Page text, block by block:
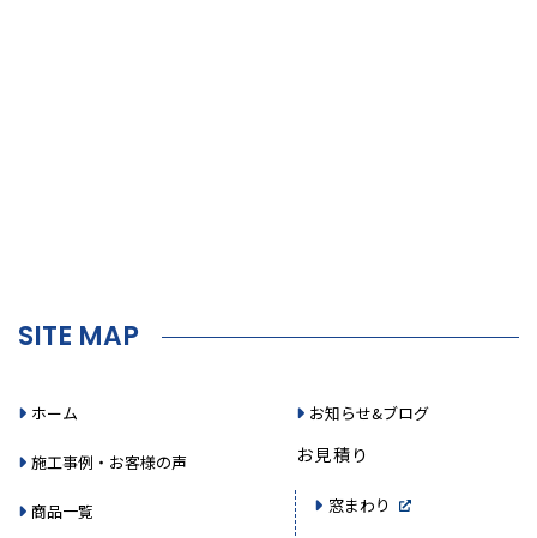
SITE MAP
ホーム
施工事例・お客様の声
商品一覧
お知らせ&ブログ
お見積り
窓まわり